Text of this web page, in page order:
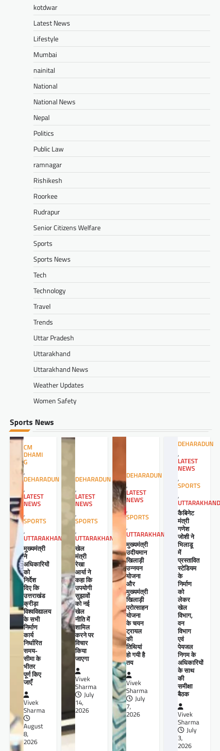
kotdwar
Latest News
Lifestyle
Mumbai
nainital
National
National News
Nepal
Politics
Public Law
ramnagar
Rishikesh
Roorkee
Rudrapur
Senior Citizens Welfare
Sports
Sports News
Tech
Technology
Travel
Trends
Uttar Pradesh
Uttarakhand
Uttarakhand News
Weather Updates
Women Safety
Sports News
CM
DHAMI
G
,
DEHARADUN
,
LATEST
NEWS
,
SPORTS
,
UTTARAKHAND
मुख्यमंत्री
ने
अधिकारियों
को
निर्देश
दिए कि
उत्तराखंड
क्रीड़ा
विश्वविद्यालय
के सभी
निर्माण
कार्य
निर्धारित
समय-
सीमा के
भीतर
पूर्ण किए
जाएँ
Vivek
Sharma
August
8,
2026
DEHARADUN
,
LATEST
NEWS
,
SPORTS
,
UTTARAKHAND
खेल
मंत्री
रेखा
आर्या ने
कहा कि
उपयोगी
सुझावों
को नई
खेल
नीति में
शामिल
करने पर
विचार
किया
जाएगा
Vivek
Sharma
July
14,
2026
DEHARADUN
,
LATEST
NEWS
,
SPORTS
,
UTTARAKHAND
मुख्यमंत्री
उदीयमान
खिलाड़ी
उन्नयन
योजना
और
मुख्यमंत्री
खिलाड़ी
प्रोत्साहन
योजना
के चयन
ट्रायल
की
तिथियां
हो गयी है
तय
Vivek
Sharma
July
7,
2026
DEHARADUN
,
LATEST
NEWS
,
SPORTS
,
UTTARAKHAND
कैबिनेट
मंत्री
गणेश
जोशी ने
भिलाडू
में
प्रस्तावित
स्टेडियम
के
निर्माण
को
लेकर
खेल
विभाग,
वन
विभाग
एवं
पेयजल
निगम के
अधिकारियों
के साथ
की
समीक्षा
बैठक
Vivek
Sharma
July
3,
2026